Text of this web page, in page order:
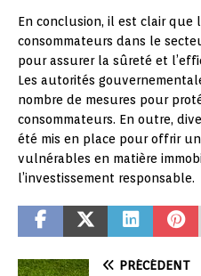
En conclusion, il est clair que
consommateurs dans le
pour assurer la sûreté et
Les autorités
nombre de mesures pour
consommateurs. En outre,
été mis en place pour offrir
vulnérables en matière
l’investissement responsable.
PRÉCÉDENT